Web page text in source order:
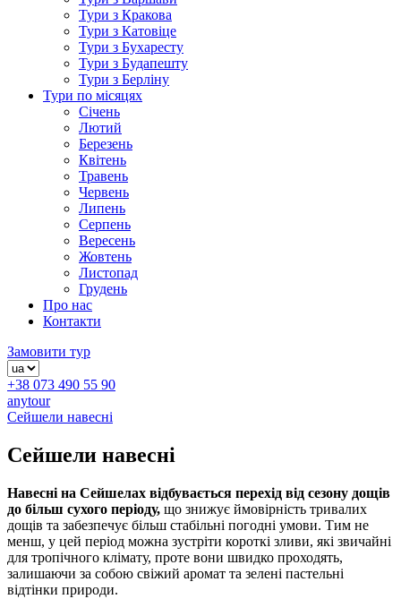
Тури з Кракова
Тури з Катовіце
Тури з Бухаресту
Тури з Будапешту
Тури з Берліну
Тури по місяцях
Січень
Лютий
Березень
Квітень
Травень
Червень
Липень
Серпень
Вересень
Жовтень
Листопад
Грудень
Про нас
Контакти
Замовити тур
+38 073 490 55 90
anytour
Сейшели навесні
Сейшели навесні
Навесні на Сейшелах відбувається перехід від сезону дощів
до більш сухого періоду, що знижує ймовірність тривалих
дощів та забезпечує більш стабільні погодні умови. Тим не
менш, у цей період можна зустріти короткі зливи, які звичайні
для тропічного клімату, проте вони швидко проходять,
залишаючи за собою свіжий аромат та зелені пастельні
відтінки природи.